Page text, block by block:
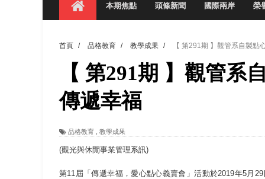
【 第404期 】你抓得到我嗎？數媒系VR新
【 第404期 】探索空間設計解方 室設系學
【 第404期 】從創意到實踐 數媒系學生於
【 第404期 】以品格奠基、用領導領航：
【 第404期 】此夏，向未來！ 中國科大新
領航AI創先例！ 數媒系錄音室獲「杜比全
本期焦點 頭條新聞 國際兩岸 榮
首頁 / 品格教育 / 教學成果 / 【 第291期 】觀管系自製點
【 第291期 】觀管系
傳遞幸福
品格教育 教學成果
(觀光與休閒事業管理系訊)
第11屆「傳遞幸福，愛心點心義賣會」活動於2019年5月